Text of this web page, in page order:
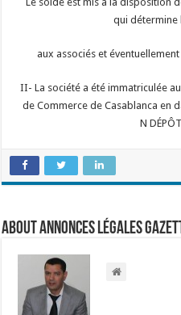
qui détermine
aux associés et
II- La société a été immatriculée
de Commerce de Casablanca en
N
About Annonces légales